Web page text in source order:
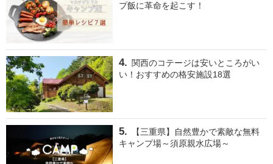
プ飯に革命を起こす！
関西のコテージは安いところがい
い！おすすめの格安施設18選
【三重県】自然豊かで素敵な無料
キャンプ場～須原親水広場～